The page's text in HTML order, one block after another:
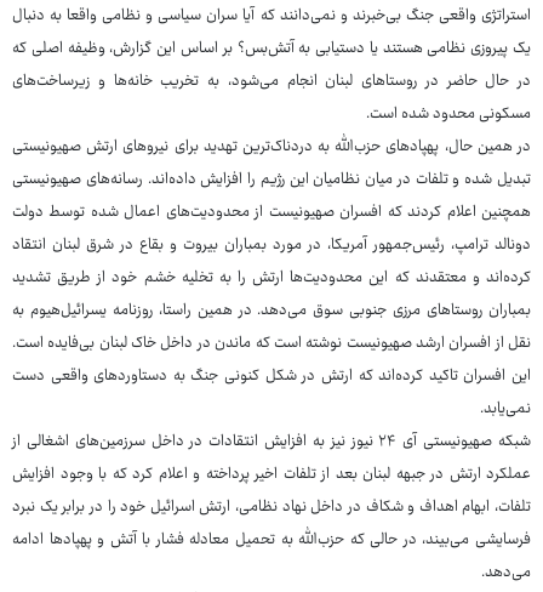
استراتژی واقعی جنگ بی‌خبرند و نمی‌دانند که آیا سران سیاسی و نظامی واقعا به دنبال
یک پیروزی نظامی هستند یا دستیابی به آتش‌بس؟ بر اساس این گزارش، وظیفه اصلی که
در حال حاضر در روستاهای لبنان انجام می‌شود، به تخریب خانه‌ها و زیرساخت‌های
مسکونی محدود شده است.
در همین حال، پهپادهای حزب‌الله به دردناک‌ترین تهدید برای نیروهای ارتش صهیونیستی
تبدیل شده و تلفات در میان نظامیان این رژیم را افزایش داده‌اند. رسانه‌های صهیونیستی
همچنین اعلام کردند که افسران صهیونیست از محدودیت‌های اعمال شده توسط دولت
دونالد ترامپ، رئیس‌جمهور آمریکا، در مورد بمباران بیروت و بقاع در شرق لبنان انتقاد
کرده‌اند و معتقدند که این محدودیت‌ها ارتش را به تخلیه خشم خود از طریق تشدید
بمباران روستاهای مرزی جنوبی سوق می‌دهد. در همین راستا، روزنامه یسرائیل‌هیوم به
نقل از افسران ارشد صهیونیست نوشته است که ماندن در داخل خاک لبنان بی‌فایده است.
این افسران تاکید کرده‌اند که ارتش در شکل کنونی جنگ به دستاوردهای واقعی دست
نمی‌یابد.
شبکه صهیونیستی آی ۲۴ نیوز نیز به افزایش انتقادات در داخل سرزمین‌های اشغالی از
عملکرد ارتش در جبهه لبنان بعد از تلفات اخیر پرداخته و اعلام کرد که با وجود افزایش
تلفات، ابهام اهداف و شکاف در داخل نهاد نظامی، ارتش اسرائیل خود را در برابر یک نبرد
فرسایشی می‌بیند، در حالی که حزب‌الله به تحمیل معادله فشار با آتش و پهپادها ادامه
می‌دهد.